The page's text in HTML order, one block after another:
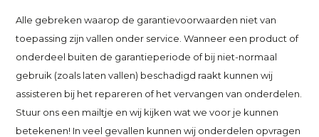
Alle gebreken waarop de garantievoorwaarden niet van
toepassing zijn vallen onder service. Wanneer een product of
onderdeel buiten de garantieperiode of bij niet-normaal
gebruik (zoals laten vallen) beschadigd raakt kunnen wij
assisteren bij het repareren of het vervangen van onderdelen.
Stuur ons een mailtje en wij kijken wat we voor je kunnen
betekenen! In veel gevallen kunnen wij onderdelen opvragen